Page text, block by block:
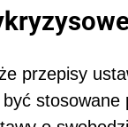
przepisy